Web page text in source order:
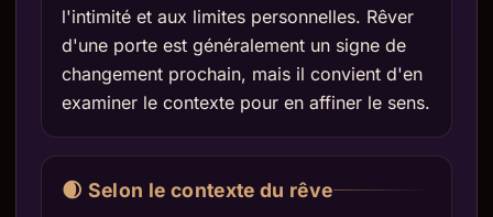
l'intimité et aux limites personnelles. Rêver
d'une porte est généralement un signe de
changement prochain, mais il convient d'en
examiner le contexte pour en affiner le sens.
🌒 Selon le contexte du rêve